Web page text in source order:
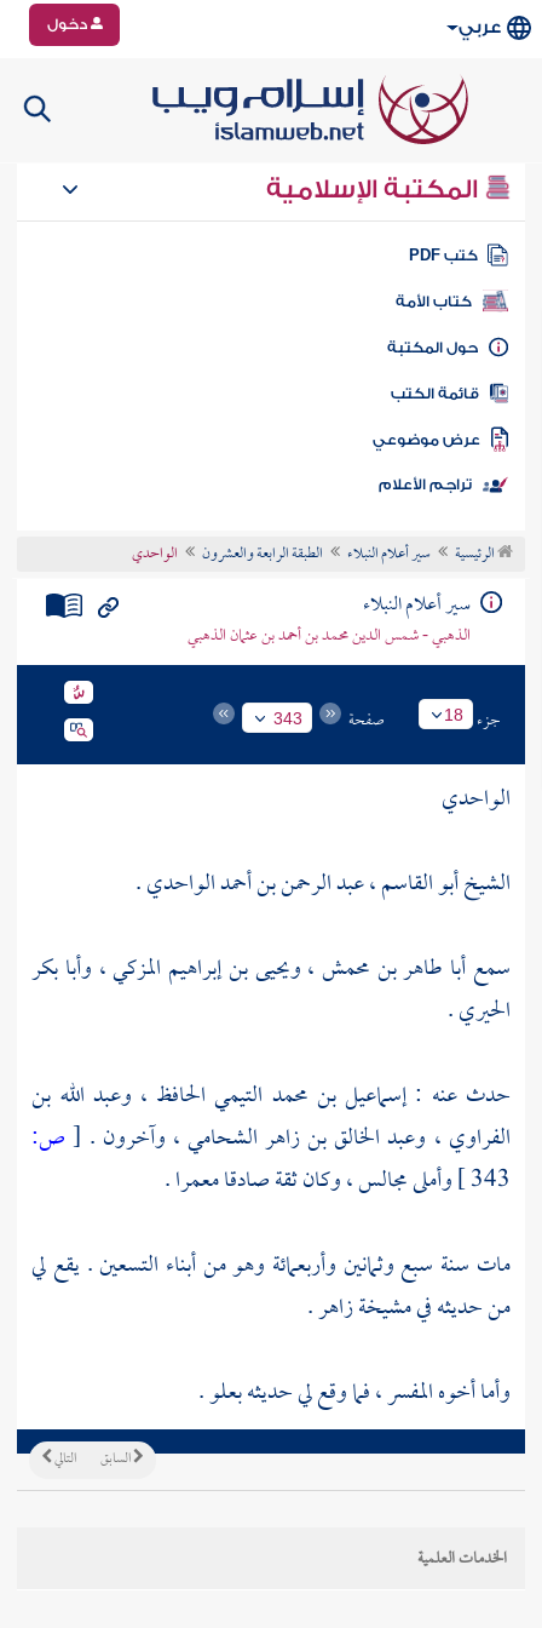
عربي دخول
المكتبة الإسلامية
كتب PDF
كتاب الأمة
المكتبة
الكتب
موضوعي
تراجم الأعلام
الرئيسية سير أعلام النبلاء الطبقة الرابعة والعشرون الواحدي
سير أعلام النبلاء
الذهبي - شمس الدين محمد بن أحمد بن عثمان الذهبي
جزء 18 صفحة 343
الواحدي
الشيخ أبو القاسم ، عبد الرحمن بن أحمد الواحدي .
سمعأبا طاهر بن محمش،ويحيى بن إبراهيم المزكي، وأبا بكر
الحيري.
حدث عنه :إسماعيل بن محمد التيمي الحافظ ، وعبد الله بن
الفراوي ، وعبد الخالق بن زاهر الشحامي، وآخرون . [ص:
343 ] وأملى مجالس ، وكان ثقة صادقا معمرا .
مات سنة سبع وثمانين وأربعمائة وهو من أبناء التسعين . يقع لي
من حديثه في مشيخةزاهر.
وأما أخوه المفسر ، فما وقع لي حديثه بعلو .
التالي السابق
الخدمات العلمية